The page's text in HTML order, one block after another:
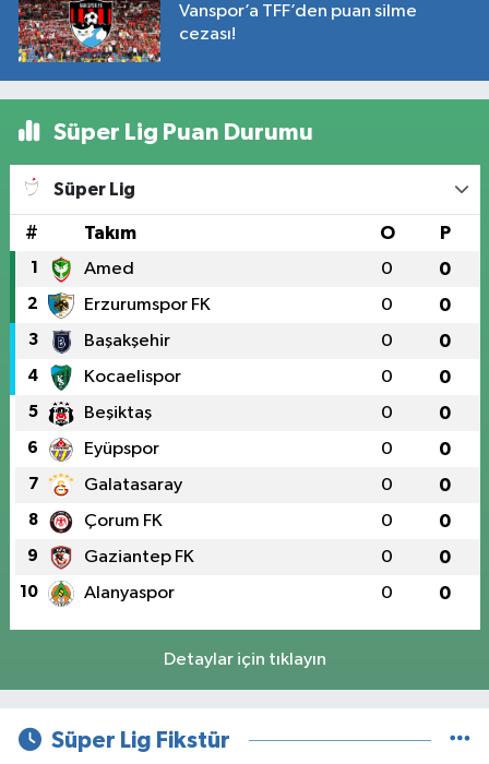
Vanspor’a TFF’den puan silme
cezası!
Süper Lig Puan Durumu
Süper Lig
# Takım O P
1 Amed 0 0
2 Erzurumspor FK 0 0
3 Başakşehir 0 0
4 Kocaelispor 0 0
5 Beşiktaş 0 0
6 Eyüpspor 0 0
7 Galatasaray 0 0
8 Çorum FK 0 0
9 Gaziantep FK 0 0
10 Alanyaspor 0 0
Detaylar için tıklayın
Süper Lig Fikstür